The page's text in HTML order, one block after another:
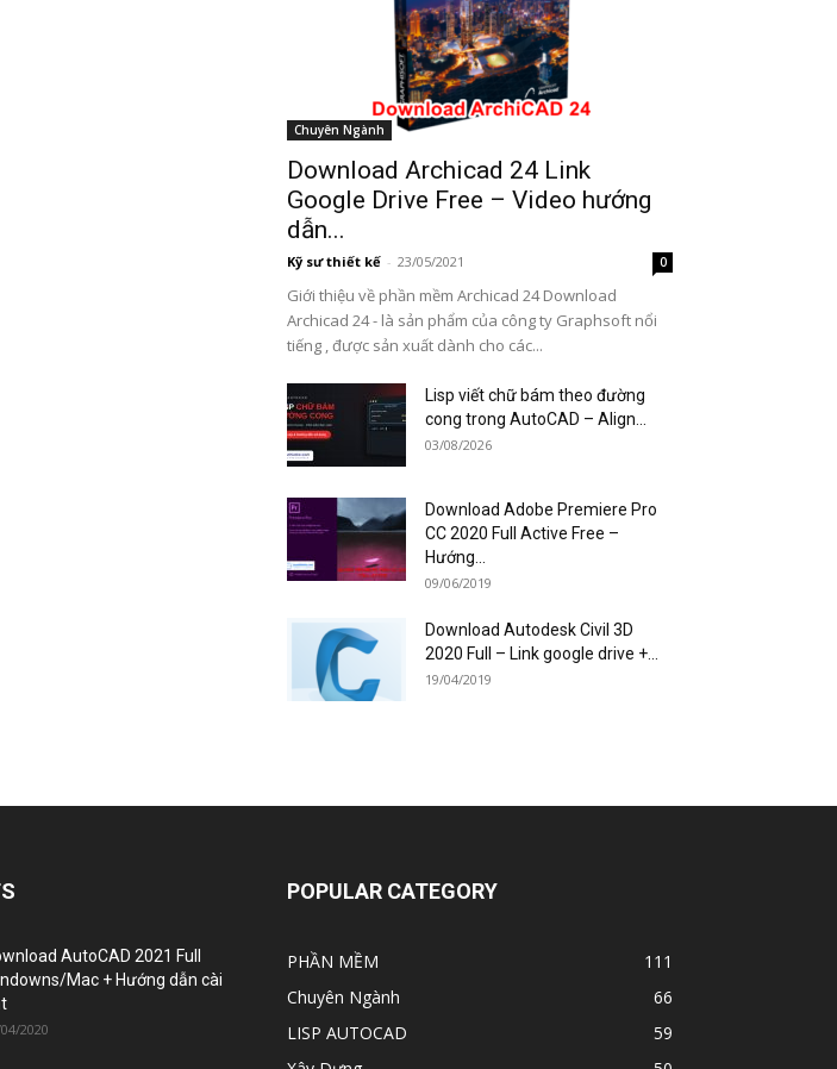
Chuyên Ngành
Download Archicad 24 Link
Google Drive Free – Video hướng
dẫn...
Kỹ sư thiết kế - 23/05/2021 0
Giới thiệu về phần mềm Archicad 24 Download
Archicad 24 - là sản phẩm của công ty Graphsoft nổi
tiếng , được sản xuất dành cho các...
Lisp viết chữ bám theo đường
cong trong AutoCAD – Align...
03/08/2026
Download Adobe Premiere Pro
CC 2020 Full Active Free –
Hướng...
09/06/2019
Download Autodesk Civil 3D
2020 Full – Link google drive +...
19/04/2019
AutoCAD 2021 Full
Mac + Hướng dẫn cài
2020
POPULAR CATEGORY
PHẦN MỀM
111
Chuyên Ngành
66
LISP AUTOCAD
59